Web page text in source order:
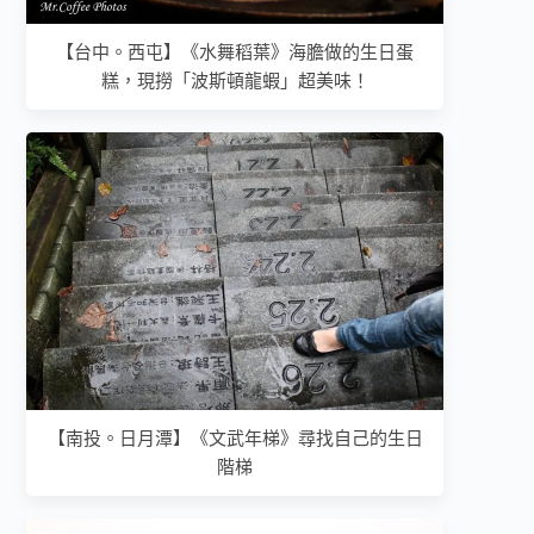
【台中。西屯】《水舞稻葉》海膽做的生日蛋
糕，現撈「波斯頓龍蝦」超美味！
【南投。日月潭】《文武年梯》尋找自己的生日
階梯